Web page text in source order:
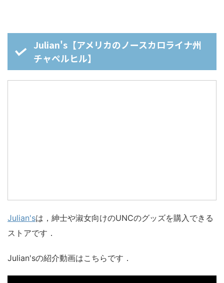
Julian's【アメリカのノースカロライナ州
チャペルヒル】
Julian'sは，紳士や淑女向けのUNCのグッズを購入できる
ストアです．
Julian'sの紹介動画はこちらです．